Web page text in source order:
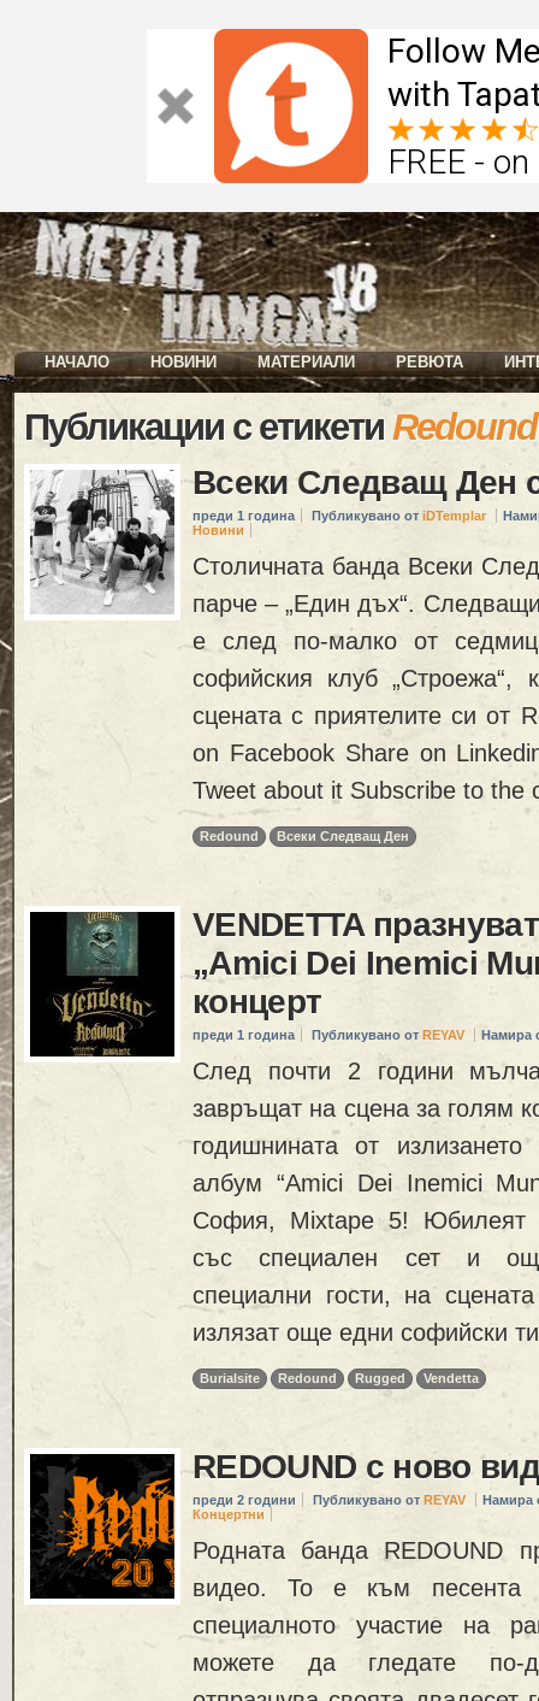
Follow
with
FREE -
НАЧАЛО НОВИНИ МАТЕРИАЛИ РЕВЮТА
Публикации с етикетиRedound
Всеки Следващ Ден
преди 1 година Публикувано от iDTemplar
Новини
Столичната банда Всеки
парче – „Един дъх“.
е след по-малко от
софийския клуб „Строежа“,
сцената с приятелите си от
on Facebook Share on
Tweet about it Subscribe to
Redound Всеки Следващ Ден
VENDETTA
„Amici Dei Inemici
концерт
преди 1 година Публикувано от REYAV Намира
След почти 2 години
завръщат на сцена за голям
годишнината от
албум “Amici Dei Inemici
София, Mixtape 5! Юбилеят
със специален сет и
специални гости, на
излязат още едни софийски
Burialsite Redound Rugged Vendetta
REDOUND с ново
преди 2 години Публикувано от REYAV
Намира
Концертни
Родната банда REDOUND
видео. То е към песента
специалното участие на
можете да гледате по-